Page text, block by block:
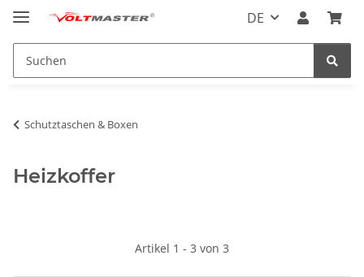
DE
Schutztaschen & Boxen
Heizkoffer
Artikel 1 - 3 von 3